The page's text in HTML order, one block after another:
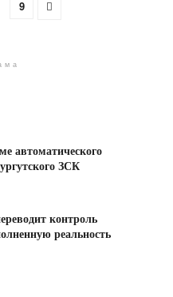
9
автоматического
ЗСК
контроль
реальность